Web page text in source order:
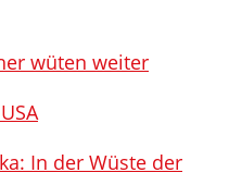
wüten weiter
In der Wüste der